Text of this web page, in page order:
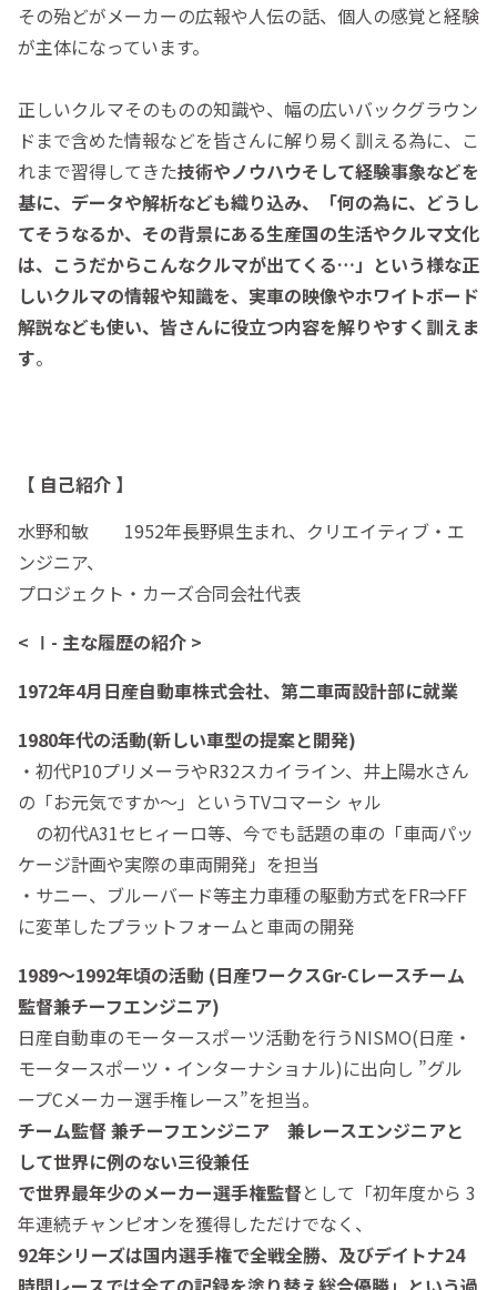
その殆どがメーカーの広報や人伝の話、個人の感覚と経験
が主体になっています。
正しいクルマそのものの知識や、幅の広いバックグラウン
ドまで含めた情報などを皆さんに解り易く訓える為に、こ
れまで習得してきた技術やノウハウそして経験事象などを
基に、データや解析なども織り込み、「何の為に、どうし
てそうなるか、その背景にある生産国の生活やクルマ文化
は、 こうだからこんなクルマが出てくる…」という様な正
しいクルマの情報や知識を、 実車の映像やホワイトボード
解説なども使い、皆さんに役立つ内容を解りやすく訓えま
す。
【 自己紹介 】
水野和敏 1952年長野県生まれ、クリエイティブ・エ
ンジニア、
プロジェクト・カーズ合同会社代表
< Ⅰ- 主な履歴の紹介 >
1972年4月日産自動車株式会社、第二車両設計部に就業
1980年代の活動(新しい車型の提案と開発)
・初代P10プリメーラやR32スカイライン、井上陽水さん
の「お元気ですか～」というTVコマーシ ャル
の初代A31セヒィーロ等、今でも話題の車の「車両パッ
ケージ計画や実際の車両開発」を担当
・サニー、ブルーバード等主力車種の駆動方式をFR⇒FF
に変革したプラットフォームと車両の開発
1989～1992年頃の活動 (日産ワークスGr-Cレースチーム
監督兼チーフエンジニア)
日産自動車のモータースポーツ活動を行うNISMO(日産・
モータースポーツ・インターナショナル)に出向し ”グル
ープCメーカー選手権レース”を担当。
チーム監督 兼チーフエンジニア 兼レースエンジニアと
して世界に例のない三役兼任
で世界最年少のメーカー選手権監督として「初年度から 3
年連続チャンピオンを獲得しただけでなく、
92年シリーズは国内選手権で全戦全勝、及びデイトナ24